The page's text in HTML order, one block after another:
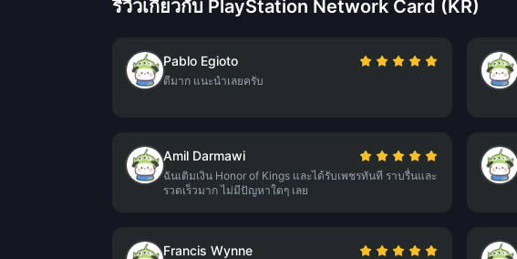
รีวิวเกี่ยวกับ PlayStation Network Card (KR)
Pablo Egioto
ดีมาก แนะนำเลยครับ
Amil Darmawi
ฉันเติมเงิน Honor of Kings และได้รับเพชรทันที ราบรื่นและ
รวดเร็วมาก ไม่มีปัญหาใดๆ เลย
Francis Wynne